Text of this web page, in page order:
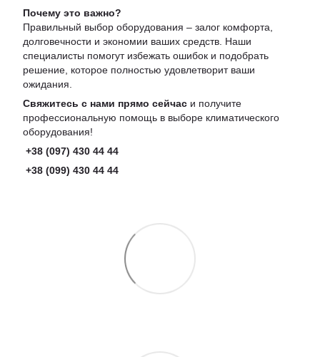
Почему это важно?
Правильный выбор оборудования – залог комфорта,
долговечности и экономии ваших средств. Наши
специалисты помогут избежать ошибок и подобрать
решение, которое полностью удовлетворит ваши
ожидания.
Свяжитесь с нами прямо сейчас и получите
профессиональную помощь в выборе климатического
оборудования!
+38 (097) 430 44 44
+38 (099) 430 44 44